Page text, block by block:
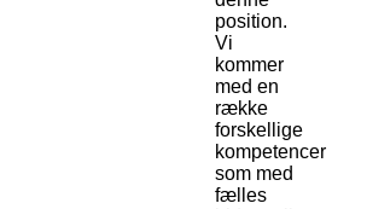
position.
Vi
kommer
med en
række
forskellige
kompetencer
som med
fælles